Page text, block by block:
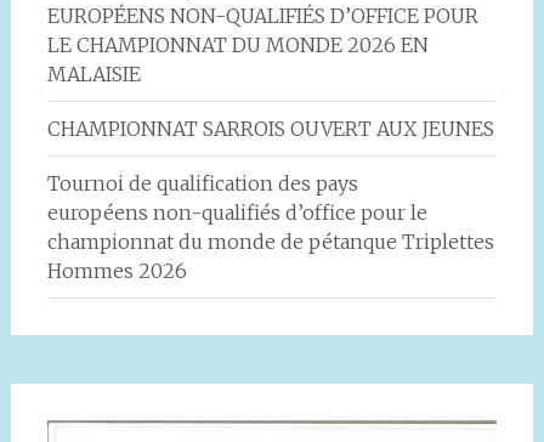
EUROPÉENS NON-QUALIFIÉS D’OFFICE POUR
LE CHAMPIONNAT DU MONDE 2026 EN
MALAISIE
CHAMPIONNAT SARROIS OUVERT AUX JEUNES
Tournoi de qualification des pays
européens non-qualifiés d’office pour le
championnat du monde de pétanque Triplettes
Hommes 2026